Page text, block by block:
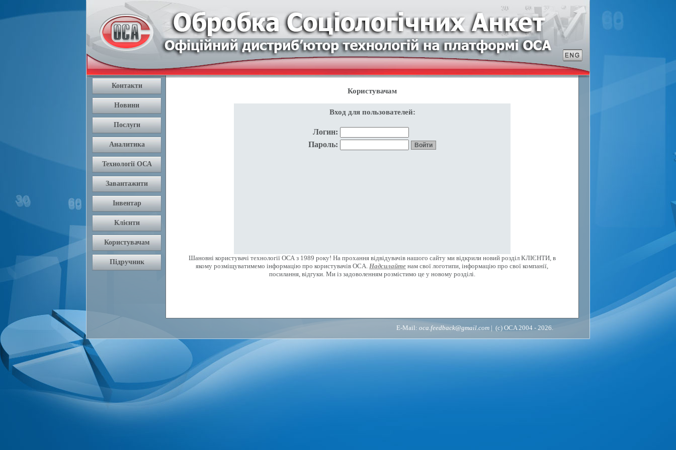
Користувачам
Шановні користувачі технології ОСА з 1989 року! На прохання відвідувачів нашого сайту ми відкрили новий розділ КЛІЄНТИ, в
якому розміщуватимемо інформацію про користувачів OCA. Надсилайте нам свої логотипи, інформацію про свої компанії,
посилання, відгуки. Ми із задоволенням розмістимо це у новому розділі.
E-Mail: oca.feedback@gmail.com | (c) OCA 2004 - 2026.